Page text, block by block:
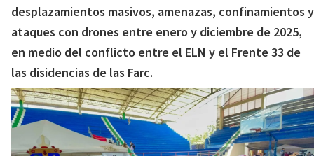
desplazamientos masivos, amenazas, confinamientos y
ataques con drones entre enero y diciembre de 2025,
en medio del conflicto entre el ELN y el Frente 33 de
las disidencias de las Farc.